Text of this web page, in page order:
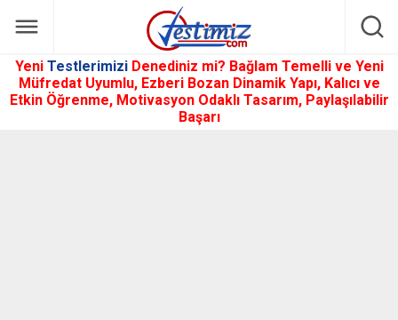
Yeni Testlerimizi Denediniz mi? Bağlam Temelli ve Yeni
Müfredat Uyumlu, Ezberi Bozan Dinamik Yapı, Kalıcı ve
Etkin Öğrenme, Motivasyon Odaklı Tasarım, Paylaşılabilir
Başarı